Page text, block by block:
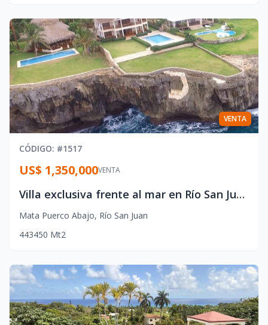
VENTA
CÓDIGO: #1517
VENTA
US$ 1,350,000
Villa exclusiva frente al mar en Río San Juan
Mata Puerco Abajo, Río San Juan
443450 Mt2